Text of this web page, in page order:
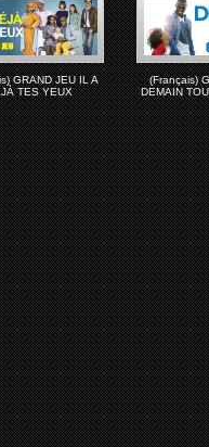
GRAND JEU IL A
TES YEUX
(Français)
DEMAIN